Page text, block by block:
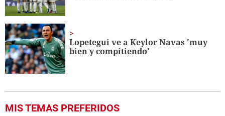
Lopetegui ve a Keylor Navas 'muy
bien y compitiendo'
MIS TEMAS PREFERIDOS